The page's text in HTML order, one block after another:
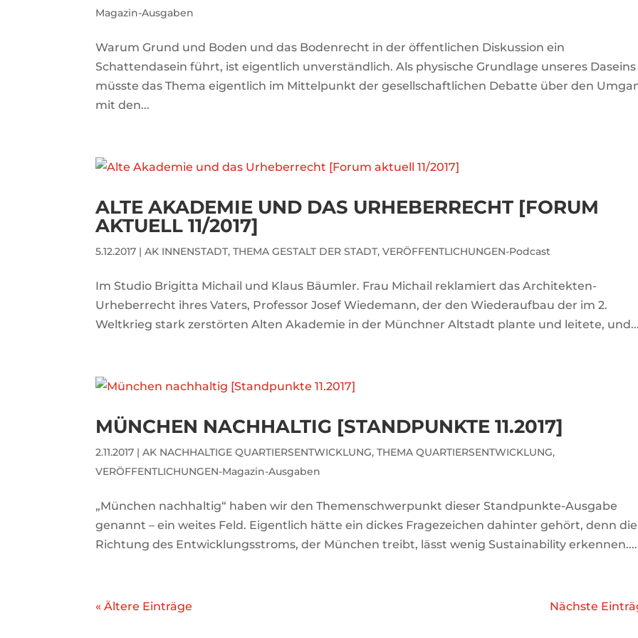
Magazin-Ausgaben
Warum Grund und Boden und das Bodenrecht in der öffentlichen Diskussion ein
Schattendasein führt, ist eigentlich unverständlich. Als physische Grundlage unseres Daseins
müsste das Thema eigentlich im Mittelpunkt der gesellschaftlichen Debatte über den
mit den...
ALTE AKADEMIE UND DAS URHEBERRECHT [FORUM
AKTUELL 11/2017]
5.12.2017 |AK INNENSTADT,THEMA GESTALT DER STADT,VERÖFFENTLICHUNGEN-Podcast
Im Studio Brigitta Michail und Klaus Bäumler. Frau Michail reklamiert das Architekten-
Urheberrecht ihres Vaters, Professor Josef Wiedemann, der den Wiederaufbau der im 2.
Weltkrieg stark zerstörten Alten Akademie in der Münchner Altstadt plante und leitete,
MÜNCHEN NACHHALTIG [STANDPUNKTE 11.2017]
2.11.2017 |AK NACHHALTIGE QUARTIERSENTWICKLUNG,THEMA QUARTIERSENTWICKLUNG,
VERÖFFENTLICHUNGEN-Magazin-Ausgaben
„München nachhaltig“ haben wir den Themenschwerpunkt dieser Standpunkte-Ausgabe
genannt – ein weites Feld. Eigentlich hätte ein dickes Fragezeichen dahinter gehört, denn die
Richtung des Entwicklungsstroms, der München treibt, lässt wenig Sustainability erkennen....
« Ältere Einträge Nächste